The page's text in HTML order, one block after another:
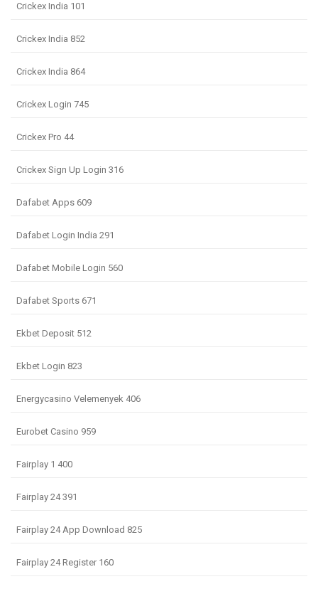
Crickex India 101
Crickex India 852
Crickex India 864
Crickex Login 745
Crickex Pro 44
Crickex Sign Up Login 316
Dafabet Apps 609
Dafabet Login India 291
Dafabet Mobile Login 560
Dafabet Sports 671
Ekbet Deposit 512
Ekbet Login 823
Energycasino Velemenyek 406
Eurobet Casino 959
Fairplay 1 400
Fairplay 24 391
Fairplay 24 App Download 825
Fairplay 24 Register 160